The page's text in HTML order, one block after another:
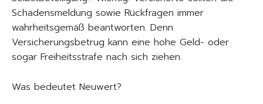
Schadensmeldung sowie Rückfragen immer
wahrheitsgemäß beantworten. Denn
Versicherungsbetrug kann eine hohe Geld- oder
sogar Freiheitsstrafe nach sich ziehen.
Was bedeutet Neuwert?